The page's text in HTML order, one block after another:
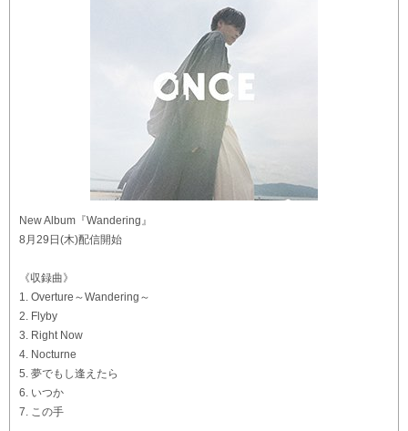
New Album『Wandering』
8月29日(木)配信開始
《収録曲》
1. Overture～Wandering～
2. Flyby
3. Right Now
4. Nocturne
5. 夢でもし逢えたら
6. いつか
7. この手